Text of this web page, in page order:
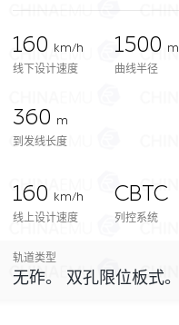
160 km/h
线下设计速度
1500 m
曲线半径
360 m
到发线长度
160 km/h
线上设计速度
CBTC
列控系统
轨道类型
无砟。 双孔限位板式。